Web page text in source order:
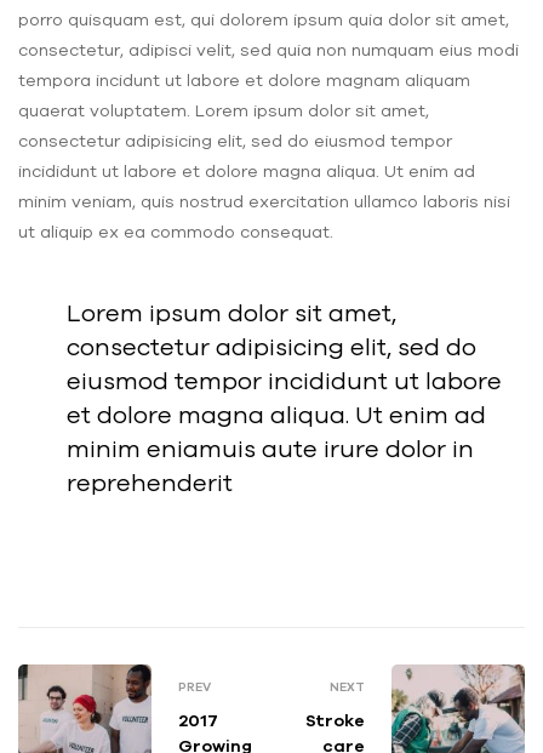
porro quisquam est, qui dolorem ipsum quia dolor sit amet,
consectetur, adipisci velit, sed quia non numquam eius modi
tempora incidunt ut labore et dolore magnam aliquam
quaerat voluptatem. Lorem ipsum dolor sit amet,
consectetur adipisicing elit, sed do eiusmod tempor
incididunt ut labore et dolore magna aliqua. Ut enim ad
minim veniam, quis nostrud exercitation ullamco laboris nisi
ut aliquip ex ea commodo consequat.
Lorem ipsum dolor sit amet,
consectetur adipisicing elit, sed do
eiusmod tempor incididunt ut labore
et dolore magna aliqua. Ut enim ad
minim eniamuis aute irure dolor in
reprehenderit
PREV
2017
Growing
NEXT
Stroke
care